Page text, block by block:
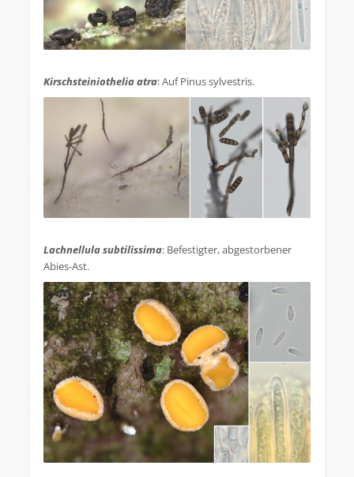
Kirschsteiniothelia atra: Auf Pinus sylvestris.
Lachnellula subtilissima: Befestigter, abgestorbener
Abies-Ast.